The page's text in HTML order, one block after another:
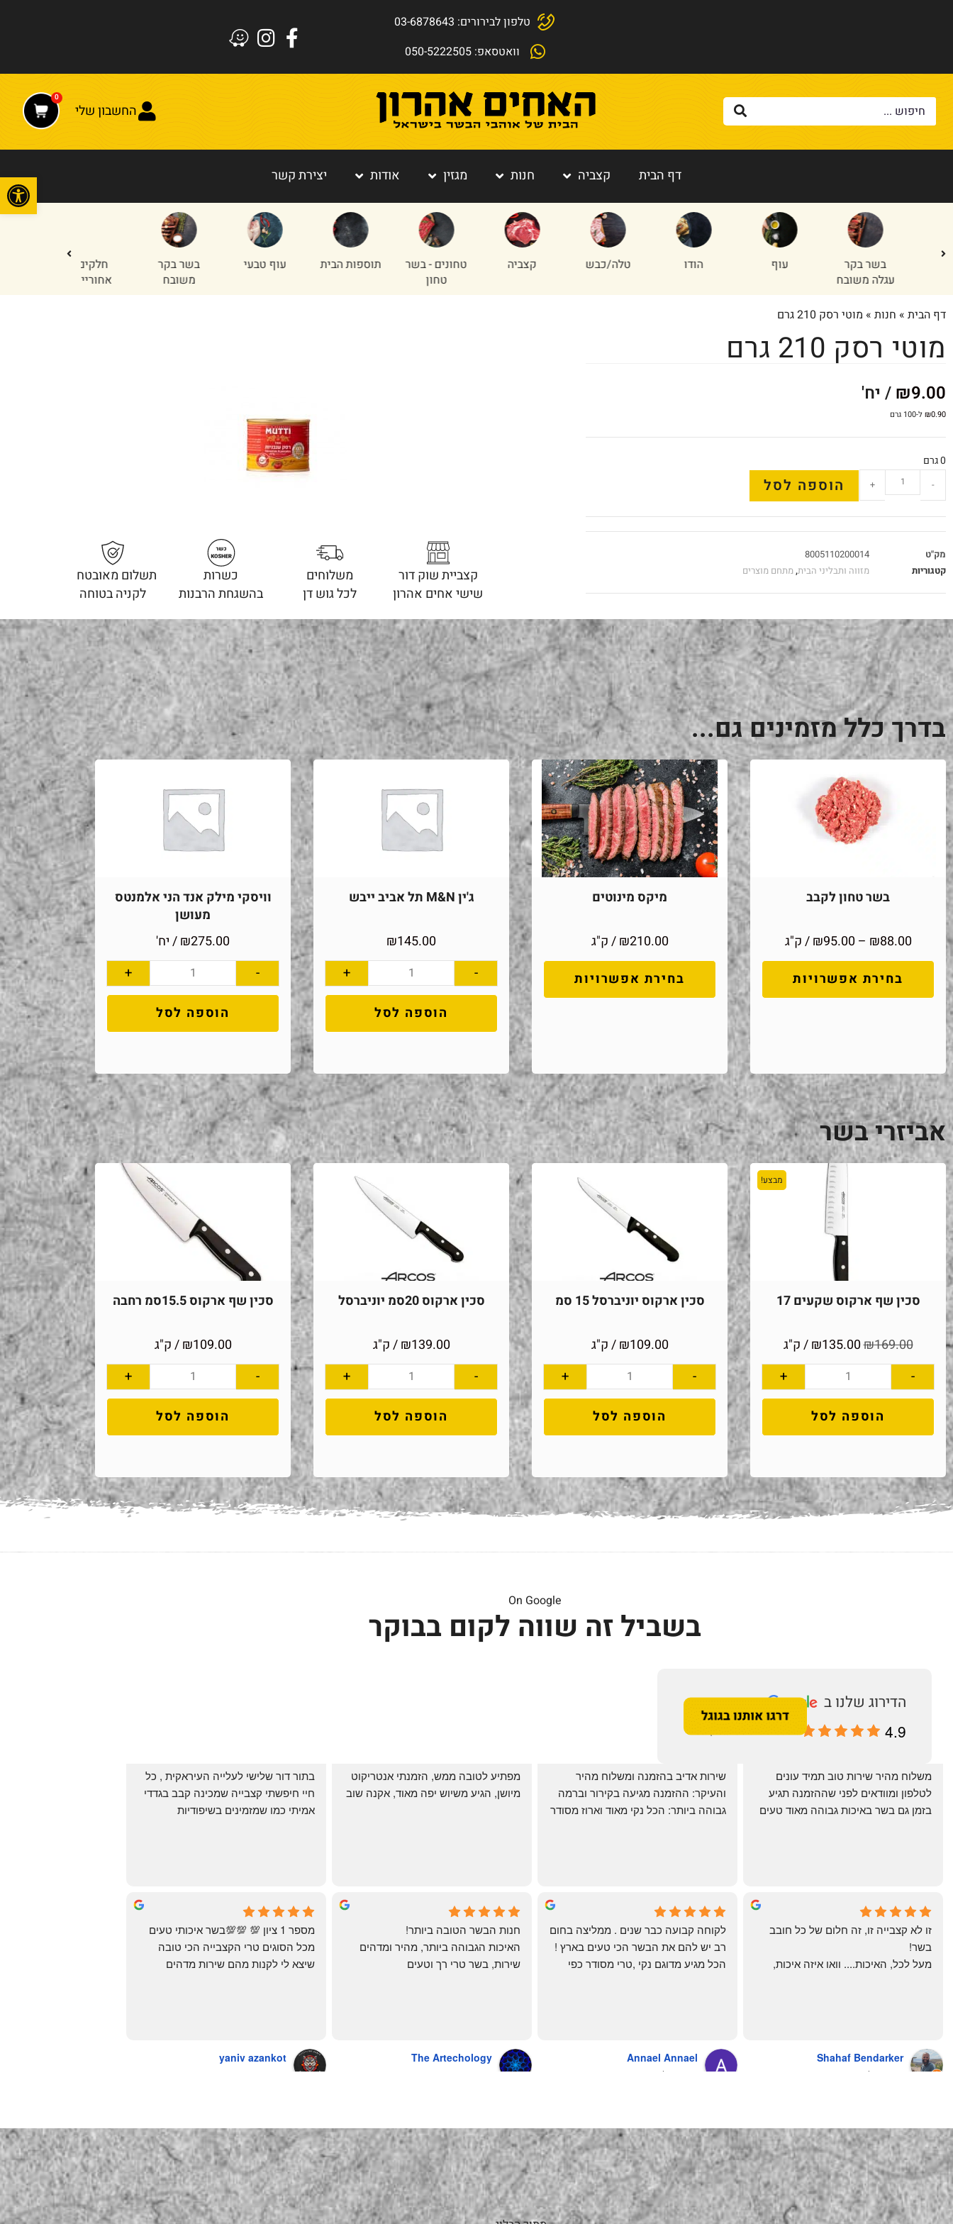
טלפון לבירורים: 03-6878643
וואטסאפ: 050-5222505
החשבון שלי
0
דף הבית קצביה חנות מגזין אודות יצירת קשר
בשר בקר
עגלה משובח
טלה/כבש קצביה
טחונים - בשר
תוספות הבית עוף טבעי
בשר בקר
משובח
חלקים
אחוריים
דף הבית » חנות » מוטי רסק 210 גרם
מוטי רסק 210 גרם
₪9.00 / יח'
₪0.90 ל-100 גרם
0 גרם
-
+ הוספה לסל
מק"ט
8005110200014
קטגוריות
מזווה ותבליני הבית,מתחם מוצרים
קצביית שוק דור
שישי אחים אהרון
משלוחים
לכל גוש דן
כשרות
בהשגחת הרבנות
תשלום מאובטח
לקניה בטוחה
בדרך כלל מזמינים גם...
בשר טחון לקבב
₪88.00
–
₪95.00
/ ק"ג
בחירת אפשרויות
מיקס מינוטים
₪210.00
/ ק"ג
בחירת אפשרויות
ג'ין M&N תל אביב ייבש
₪145.00
-
+
הוספה לסל
וויסקי מילק אנד הני אלמנטס
מעושן
₪275.00 / יח'
-
+
הוספה לסל
אביזרי בשר
מבצע!
סכין שף ארקוס שקעים 17
₪169.00
₪135.00 / ק"ג
-
+
הוספה לסל
סכין ארקוס יוניברסל 15 סמ
₪109.00 / ק"ג
-
+
הוספה לסל
סכין ארקוס 20סמ יוניברסל
₪139.00 / ק"ג
-
+
הוספה לסל
סכין שף ארקוס 15.5סמ רחבה
₪109.00 / ק"ג
-
+
הוספה לסל
On Google
בשביל זה שווה לקום בבוקר
4.9
May Azulay
a month ago
michal gottfried
4 months ago
שי
4 months ago
מיושן, הגיע משיוש יפה מאוד, אקנה שוב
Yonatan Menashe
6 months ago
Shahaf Bendarker
בשר!
אהרון' איך מנהלים עסק ושירות לקוחות
Annael Annael
The Artechology
חנות הבשר הטובה ביותר!
האיכות הגבוהה ביותר, מהיר ומדהים
שירות, בשר טרי רך וטעים
yaniv azankot